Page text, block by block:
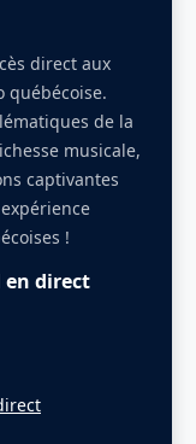
direct aux
québécoise.
de la
musicale,
captivantes
!
en direct